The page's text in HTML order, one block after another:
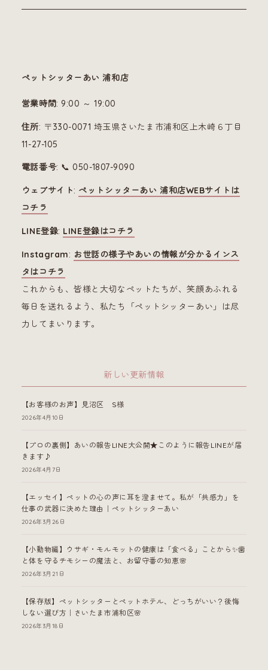
ペットシッターあい 浦和店
営業時間: 9:00 ～ 19:00
住所: 〒330-0071 埼玉県さいたま市浦和区上木崎６丁目
11-27-105
電話番号: 📞 050-1807-9090
ウェブサイト: ペットシッターあい 浦和店WEBサイトは
コチラ
LINE登録: LINE登録はコチラ
Instagram: お世話の様子やあいの情報が分かるインス
タはコチラ
これからも、皆様と大切なペットたちが、笑顔あふれる
毎日を送れるよう、私たち「ペットシッターあい」は尽
力してまいります。
新しい更新情報
【お客様のお声】見沼区 S様
2026年4月10日
【プロの裏側】あいの報告LINE大公開★このように報告LINEが届
きます♪
2026年4月7日
【エッセイ】ペットの心の声に耳を澄ませて。私が「共感力」を
仕事の武器に決めた理由｜ペットシッターあい
2026年3月26日
【小動物編】ウサギ・モルモットの健康は「食べる」ことから✨歯
と体を守るチモシーの魔法と、お留守番の知恵🌸
2026年3月21日
【保存版】ペットシッターとペットホテル、どっちがいい？後悔
しない選び方｜さいたま市浦和区🌸
2026年3月18日